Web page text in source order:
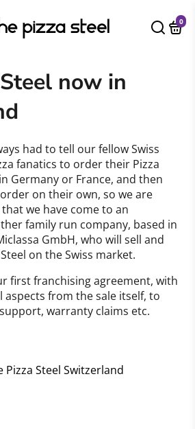
0
now in
had to tell our fellow Swiss
fanatics to order their Pizza
Germany or France, and then
on their own, so we are
we have come to an
family run company, based in
GmbH, who will sell and
on the Swiss market.
first franchising agreement, with
aspects from the sale itself, to
warranty claims etc.
Pizza Steel Switzerland